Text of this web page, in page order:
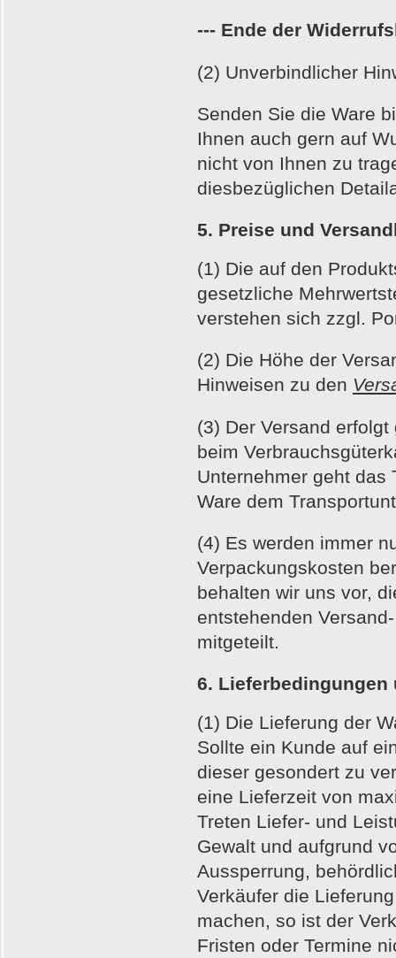
--- Ende der
(2) Unverbindlicher
Senden Sie die Ware
Ihnen auch gern auf
nicht von Ihnen zu
diesbezüglichen
5. Preise und
(1) Die auf den
gesetzliche
verstehen sich zzgl.
(2) Die Höhe der
Hinweisen zu den
(3) Der Versand
beim
Unternehmer geht das
Ware dem
(4) Es werden immer
Verpackungskosten
behalten wir uns vor,
entstehenden
mitgeteilt.
6.
(1) Die Lieferung der
Sollte ein Kunde auf
dieser gesondert zu
eine Lieferzeit von
Treten Liefer- und
Gewalt und aufgrund
Aussperrung,
Verkäufer die
machen, so ist der
Fristen oder Termine